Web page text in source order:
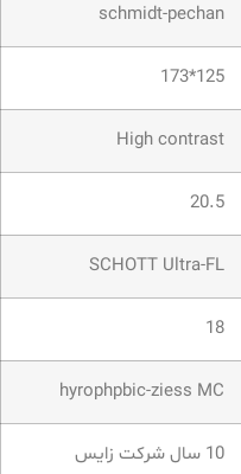
schmidt-pechan
125*173
High contrast
20.5
SCHOTT Ultra-FL
18
hyrophpbic-ziess MC
10 سال شرکت زایس